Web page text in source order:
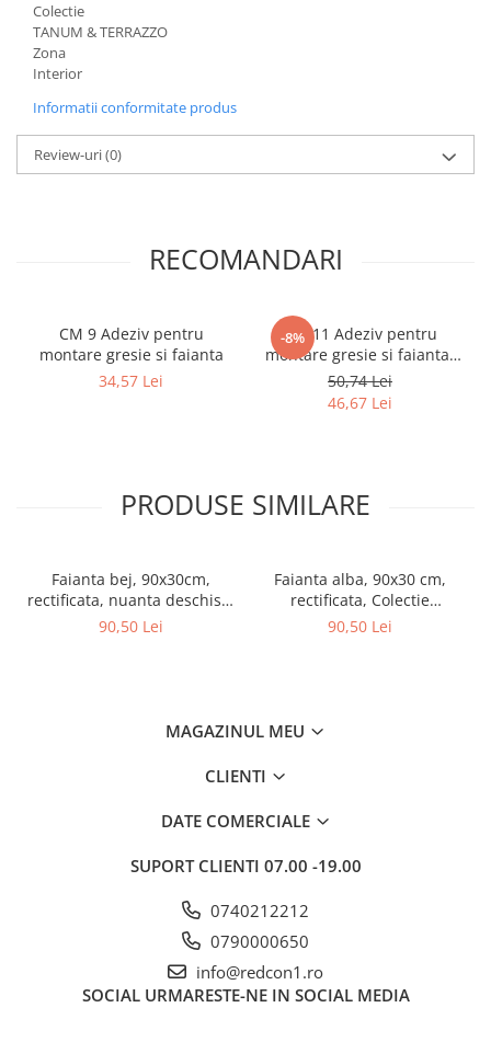
BCA
Boltari din beton
Caramida
Caramida aparenta
Caramida Porotherm
Cărămidă Brikston
Elemente pentru gradina
Pavele si borduri din piatra Andezit
Albini
Produse din fier
Accesorii metalice
Plasa sudata eco
Produse pentru hidroizolații
Profile metalice/Profile pentru gips-
Accesorii distribuitoare
Distribuitoare încălzire în
pardoseala
Colectie
TANUM & TERRAZZO
Zona
Interior
Informatii conformitate produs
Review-uri(0)
RECOMANDARI
CM 9 Adeziv pentru
montare gresie si faianta
34,57 Lei
-8%
CM 11 Adeziv pentru
montare gresie si faianta-
Interior/Exterior
50,74 Lei
46,67 Lei
PRODUSE SIMILARE
Faianta bej, 90x30cm,
rectificata, nuanta deschisa,
Colectie BASE, str. - 1296-
90,50 Lei
Faianta alba, 90x30 cm,
rectificata, Colectie
CONCEPTO - 1296-0014 -
90,50 Lei
MAGAZINUL MEU
CLIENTI
DATE COMERCIALE
SUPORT CLIENTI 07.00 -19.00
0740212212
0790000650
info@redcon1.ro
SOCIAL URMARESTE-NE IN SOCIAL MEDIA